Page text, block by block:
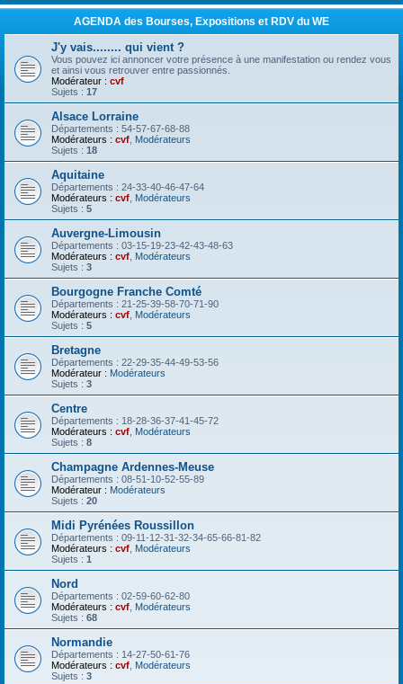
AGENDA des Bourses, Expositions et RDV du WE
J'y vais........ qui vient ?
Vous pouvez ici annoncer votre présence à une manifestation ou rendez vous
et ainsi vous retrouver entre passionnés.
Modérateur : cvf
Sujets : 17
Alsace Lorraine
Départements : 54-57-67-68-88
Modérateurs : cvf Modérateurs
Sujets : 18
Aquitaine
Départements : 24-33-40-46-47-64
Modérateurs : cvf Modérateurs
Sujets : 5
Auvergne-Limousin
Départements : 03-15-19-23-42-43-48-63
Modérateurs : cvf Modérateurs
Sujets : 3
Bourgogne Franche Comté
Départements : 21-25-39-58-70-71-90
Modérateurs : cvf Modérateurs
Sujets : 5
Bretagne
Départements : 22-29-35-44-49-53-56
Modérateur : Modérateurs
Sujets : 3
Centre
Départements : 18-28-36-37-41-45-72
Modérateurs : cvf Modérateurs
Sujets : 8
Champagne Ardennes-Meuse
Départements : 08-51-10-52-55-89
Modérateur : Modérateurs
Sujets : 20
Midi Pyrénées Roussillon
Départements : 09-11-12-31-32-34-65-66-81-82
Modérateurs : cvf Modérateurs
Sujets : 1
Nord
Départements : 02-59-60-62-80
Modérateurs : cvf Modérateurs
Sujets : 68
Normandie
Départements : 14-27-50-61-76
Modérateurs : cvf Modérateurs
Sujets : 3